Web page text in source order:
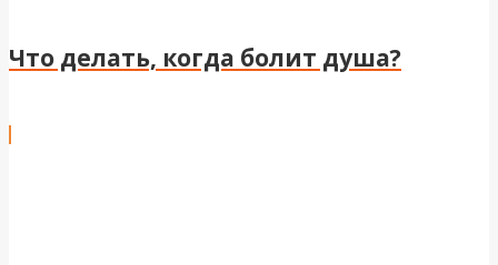
Что делать, когда болит душа?